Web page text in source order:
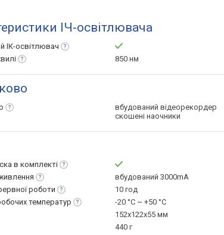
ІЧ-освітлювача
ІК-освітлювач
850 нм
вбудований відеорекордер
скошені наочники
в комплекті
вбудований 3000mA
роботи
10 год
температур
-20 °C ~ +50 °С
152x122x55 мм
440 г